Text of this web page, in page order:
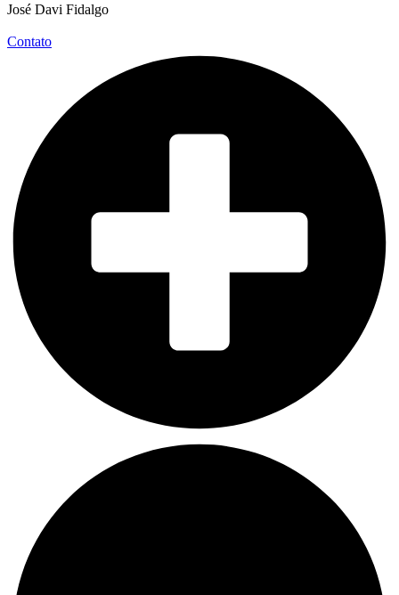
José Davi Fidalgo
Contato